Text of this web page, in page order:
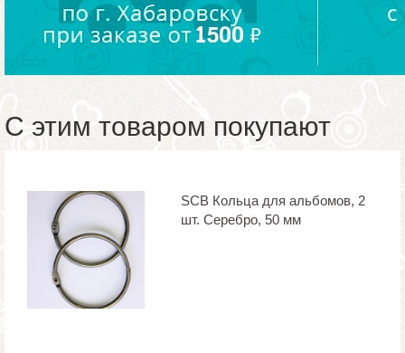
С этим товаром покупают
SCB Кольца для альбомов, 2
шт. Серебро, 50 мм